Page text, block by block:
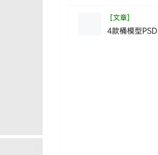
[文章]
4款桶模型PSD